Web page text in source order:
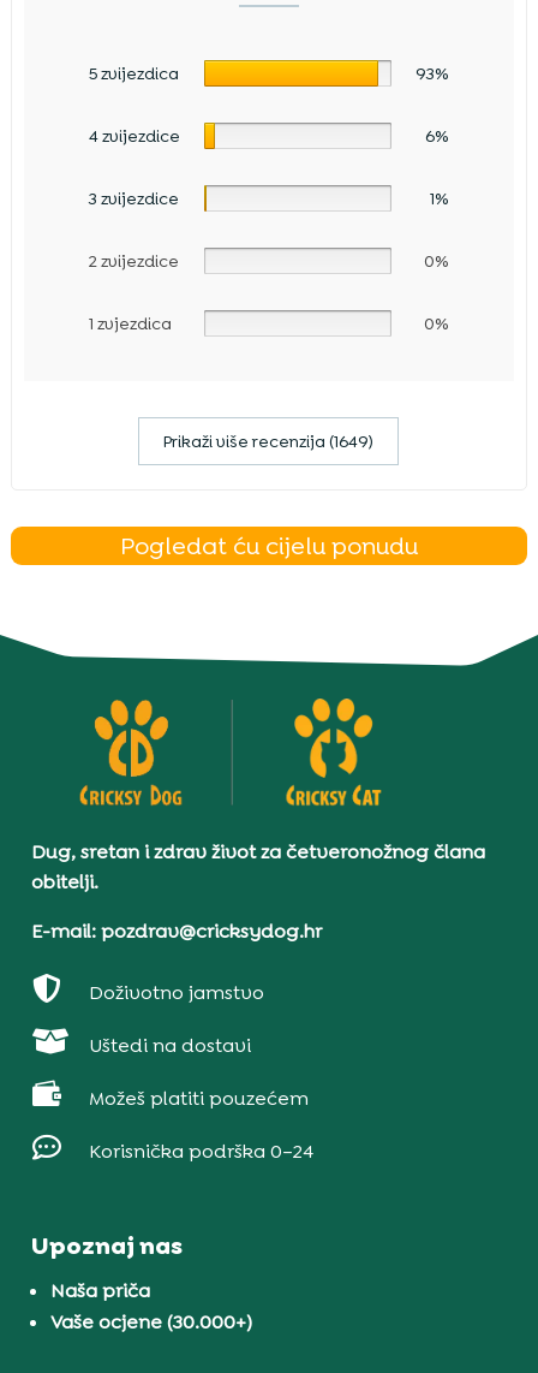
5 zvijezdica 93%
4 zvijezdice 6%
3 zvijezdice 1%
2 zvijezdice 0%
1 zvjezdica 0%
Prikaži više recenzija (1649)
Pogledat ću cijelu ponudu
Dug, sretan i zdrav život za četveronožnog člana
obitelji.
E-mail: pozdrav@cricksydog.hr
 Doživotno jamstvo
 Uštedi na dostavi
 Možeš platiti pouzećem
 Korisnička podrška 0–24
Upoznaj nas
Naša priča
Vaše ocjene (30.000+)